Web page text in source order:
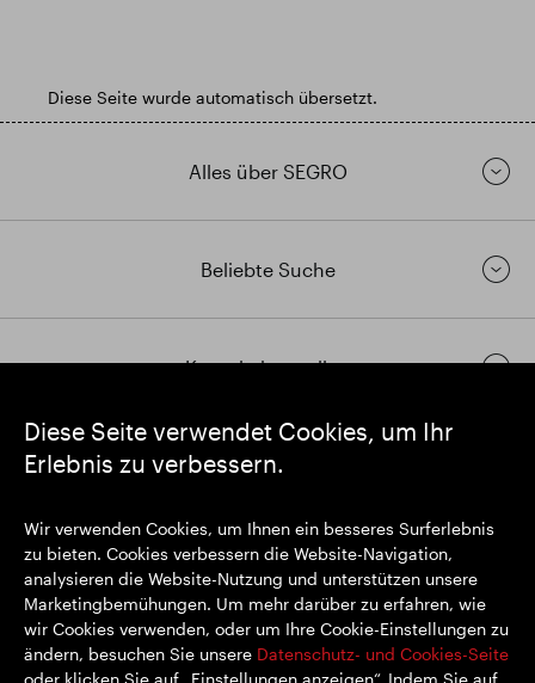
Diese Seite verwendet Cookies, um Ihr
Erlebnis zu verbessern.
Wir verwenden Cookies, um Ihnen ein besseres Surferlebnis
zu bieten. Cookies verbessern die Website-Navigation,
analysieren die Website-Nutzung und unterstützen unsere
Marketingbemühungen. Um mehr darüber zu erfahren, wie
wir Cookies verwenden, oder um Ihre Cookie-Einstellungen zu
ändern, besuchen Sie unsere Datenschutz- und Cookies-Seite
oder klicken Sie auf „Einstellungen anzeigen“. Indem Sie auf
Diese Seite wurde automatisch übersetzt.
Alles über SEGRO
Beliebte Suche
Kontakt herstellen
https://www.linkedin.com/
Eingetragener Sitz: 1 New Burlington Place, London W1S 2HR
Im Vereinigten Königreich registrierte Nr. 167591
Registrierungsort: England & Wales
© SEGRO 2022